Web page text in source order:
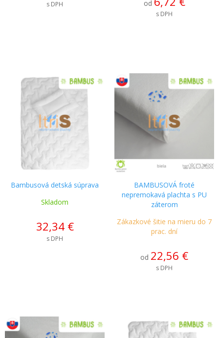
s DPH od
s DPH
Bambusová detská súprava
Skladom
32,34 €
s DPH
BAMBUSOVÁ froté
nepremokavá plachta s PU
záterom
Zákazkové šitie na mieru do 7
prac. dní
od 22,56 €
s DPH